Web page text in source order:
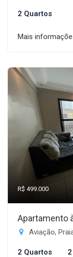
2 Quartos
Mais
R$ 499.000
Apartamento
Aviação,
2 Quartos